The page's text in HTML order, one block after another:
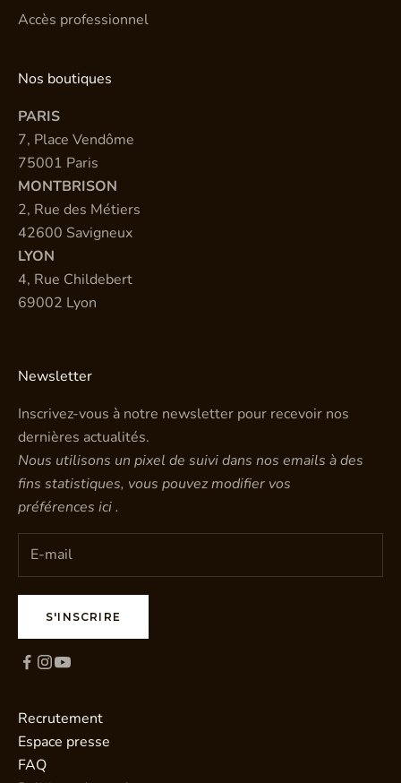
Accès professionnel
Nos boutiques
PARIS
7, Place Vendôme
75001 Paris
MONTBRISON
2, Rue des Métiers
42600 Savigneux
LYON
4, Rue Childebert
69002 Lyon
Newsletter
Inscrivez-vous à notre newsletter pour recevoir nos
dernières actualités.
Nous utilisons un pixel de suivi dans nos emails à des
fins statistiques, vous pouvez modifier vos
préférences ici.
S'INSCRIRE
Recrutement
Espace presse
FAQ